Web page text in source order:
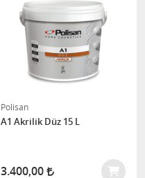
Polisan
A1 Akrilik Düz 15 L
3.400,00